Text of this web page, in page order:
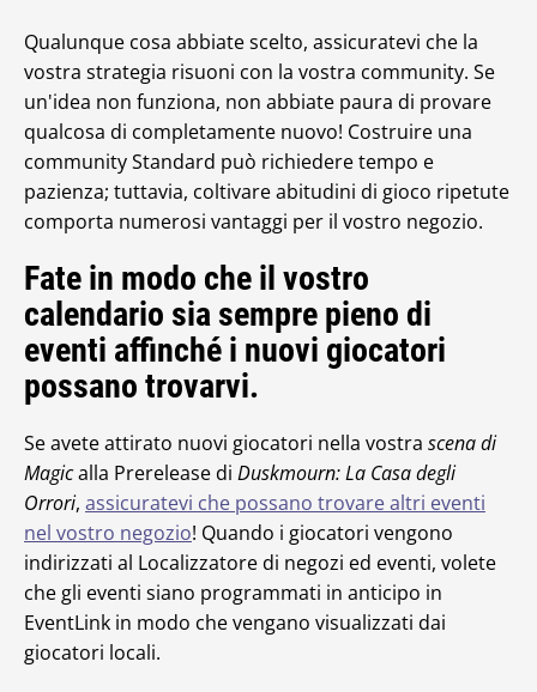
Qualunque cosa abbiate scelto, assicuratevi che la
vostra strategia risuoni con la vostra community. Se
un'idea non funziona, non abbiate paura di provare
qualcosa di completamente nuovo! Costruire una
community Standard può richiedere tempo e
pazienza; tuttavia, coltivare abitudini di gioco ripetute
comporta numerosi vantaggi per il vostro negozio.
Fate in modo che il vostro
calendario sia sempre pieno di
eventi affinché i nuovi giocatori
possano trovarvi.
Se avete attirato nuovi giocatori nella vostra scena di
Magicalla Prerelease di Duskmourn: La Casa degli
Orrori, assicuratevi che possano trovare altri eventi
nel vostro negozio! Quando i giocatori vengono
indirizzati al Localizzatore di negozi ed eventi, volete
che gli eventi siano programmati in anticipo in
EventLink in modo che vengano visualizzati dai
giocatori locali.